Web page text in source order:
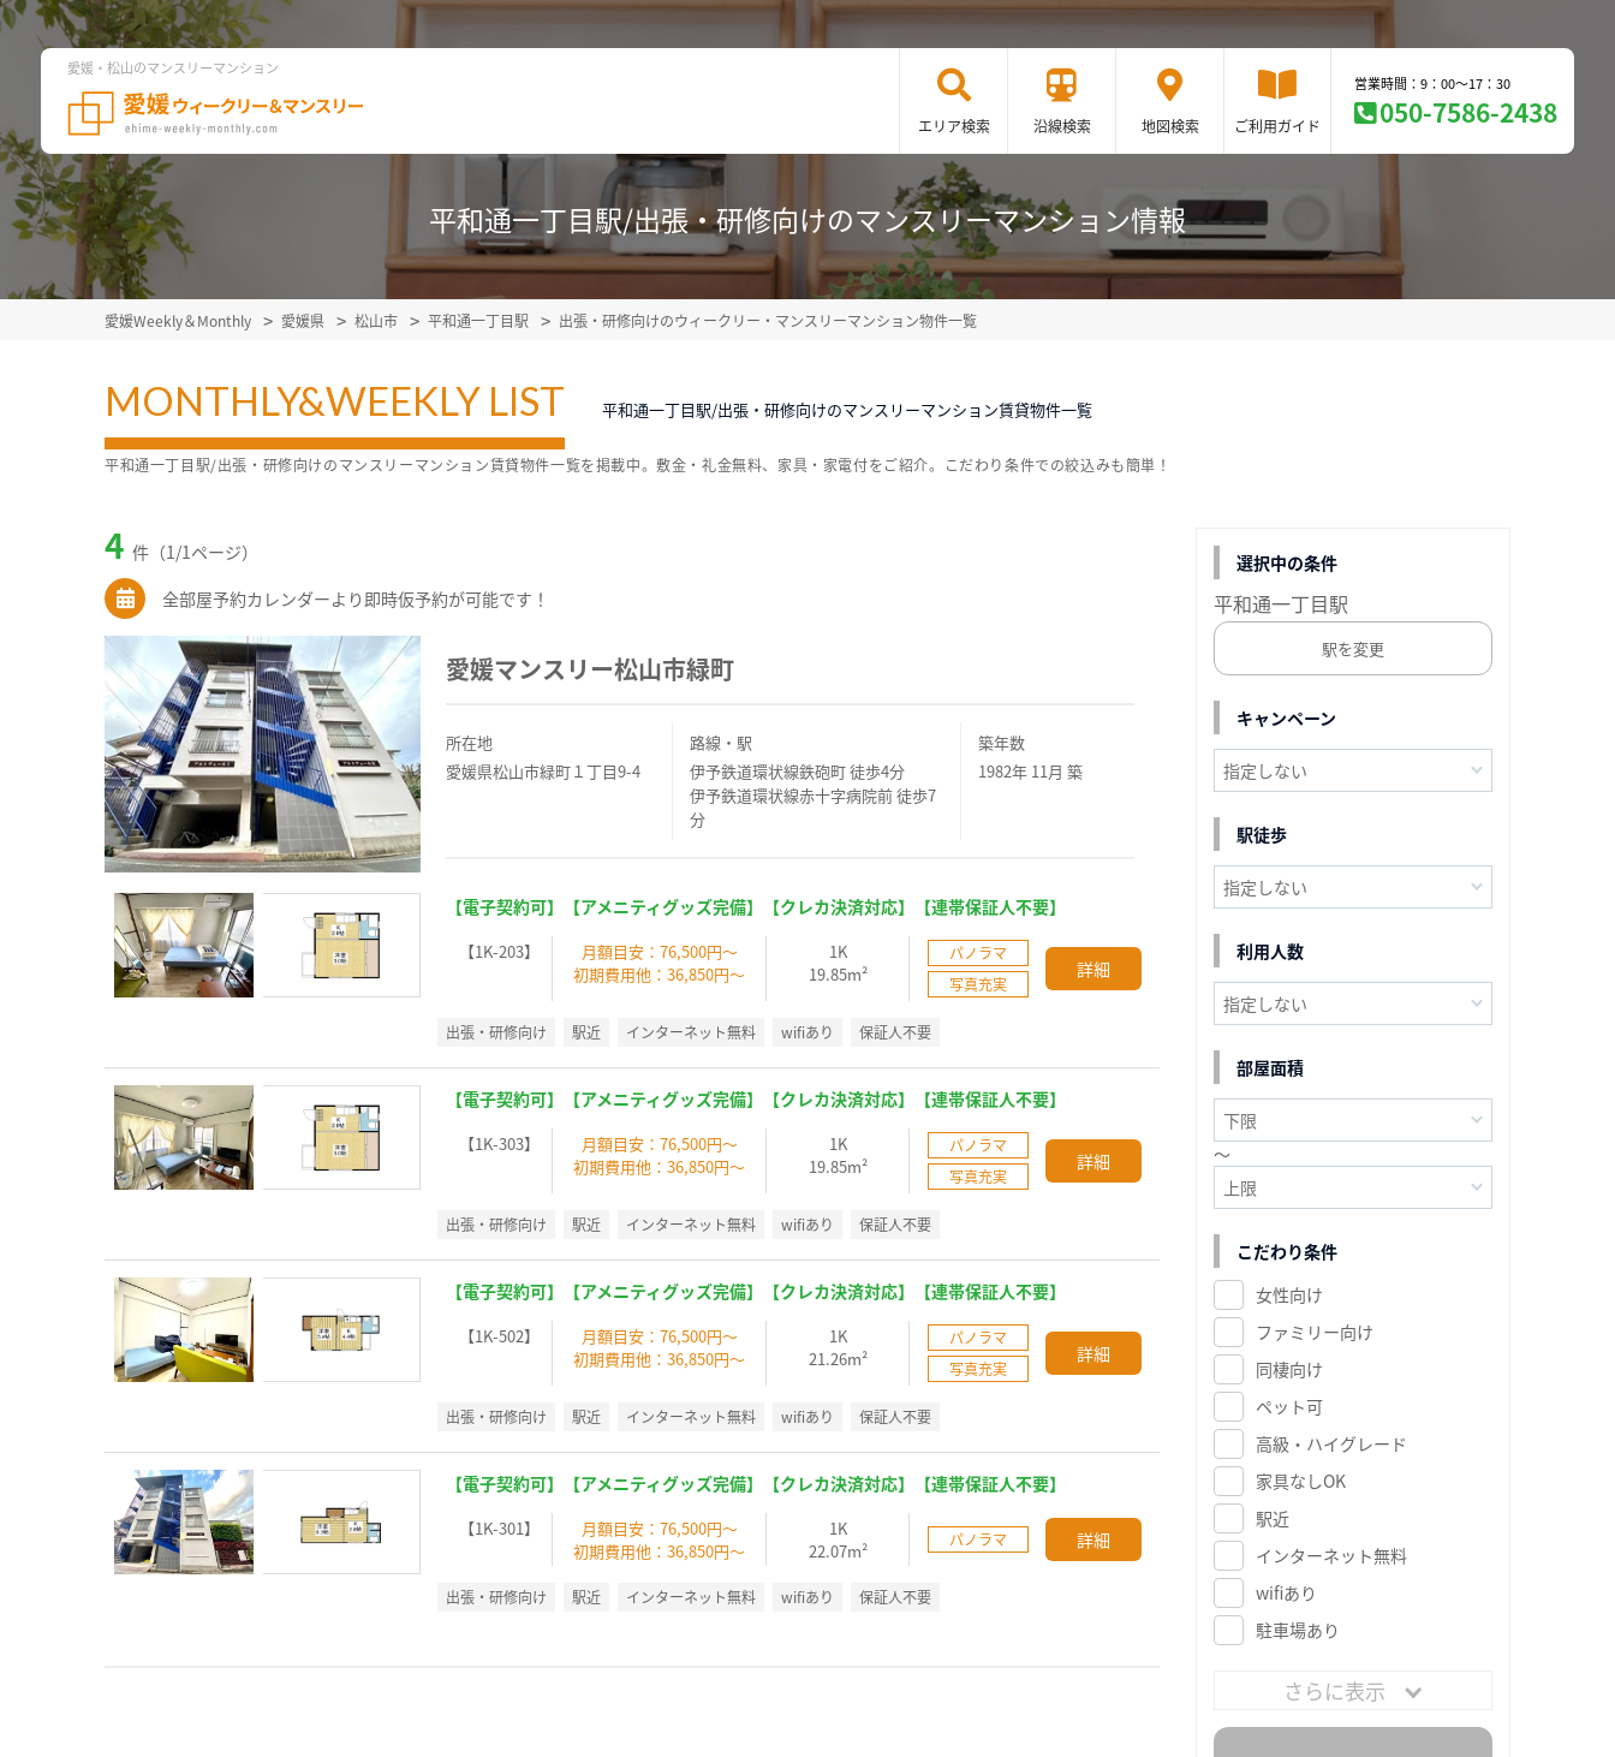
愛媛・松山のマンスリーマンション
エリア検索 沿線検索 地図検索 ご利用ガイド
営業時間：9：00～17：30
050-7586-2438
平和通一丁目駅/出張・研修向けのマンスリーマンション情報
愛媛Weekly＆Monthly 愛媛県 松山市 平和通一丁目駅 出張・研修向けのウィークリー・マンスリーマンション物件一覧
MONTHLY&WEEKLY LIST 平和通一丁目駅/出張・研修向けのマンスリーマンション賃貸物件一覧
4 件（1/1ページ）
全部屋予約カレンダーより即時仮予約が可能です！
愛媛マンスリー松山市緑町
所在地
愛媛県松山市緑町１丁目9-4
路線・駅
伊予鉄道環状線鉄砲町 徒歩4分
伊予鉄道環状線赤十字病院前 徒歩7
分
築年数
1982年 11月 築
【電子契約可】【アメニティグッズ完備】【クレカ決済対応】【連帯保証人不要】
【1K-203】
月額目安：76,500円～
初期費用他：36,850円～
1K
19.85m²
パノラマ
写真充実
詳細
出張・研修向け 駅近 インターネット無料 wifiあり 保証人不要
【電子契約可】【アメニティグッズ完備】【クレカ決済対応】【連帯保証人不要】
【1K-303】
月額目安：76,500円～
初期費用他：36,850円～
1K
19.85m²
パノラマ
写真充実
詳細
出張・研修向け 駅近 インターネット無料 wifiあり 保証人不要
【電子契約可】【アメニティグッズ完備】【クレカ決済対応】【連帯保証人不要】
【1K-502】
月額目安：76,500円～
初期費用他：36,850円～
1K
21.26m²
パノラマ
写真充実
詳細
出張・研修向け 駅近 インターネット無料 wifiあり 保証人不要
【電子契約可】【アメニティグッズ完備】【クレカ決済対応】【連帯保証人不要】
【1K-301】
月額目安：76,500円～
初期費用他：36,850円～
1K
22.07m²
パノラマ 詳細
出張・研修向け 駅近 インターネット無料 wifiあり 保証人不要
平和通一丁目駅/出張・研修向けのマンスリーマンション賃貸物件一覧を掲載中。敷金・礼金無料、家具・家電付をご紹介。こだわり条件での絞込みも簡単！
選択中の条件
平和通一丁目駅
駅を変更
キャンペーン
駅徒歩
利用人数
部屋面積
～
こだわり条件
女性向け
ファミリー向け
同棲向け
ペット可
高級・ハイグレード
家具なしOK
駅近
インターネット無料
wifiあり
駐車場あり
さらに表示